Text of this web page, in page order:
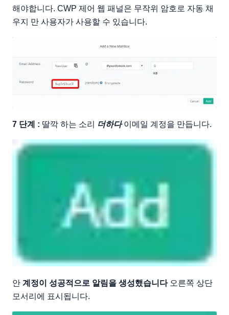
해야합니다. CWP 제어 웹 패널은 무작위 암호로 자동 채
우지 만 사용자가 사용할 수 있습니다.
7 단계 : 딸깍 하는 소리 더하다이메일 계정을 만듭니다.
안 계정이 성공적으로 알림을 생성했습니다오른쪽 상단
모서리에 표시됩니다.